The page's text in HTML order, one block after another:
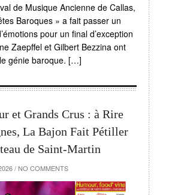
de Musique Ancienne de Callas,
Baroques » a fait passer un
pour un final d’exception
Zaepffel et Gilbert Bezzina ont
génie baroque. […]
et Grands Crus : à Rire
La Bajon Fait Pétiller
de Saint-Martin
/ NO COMMENTS